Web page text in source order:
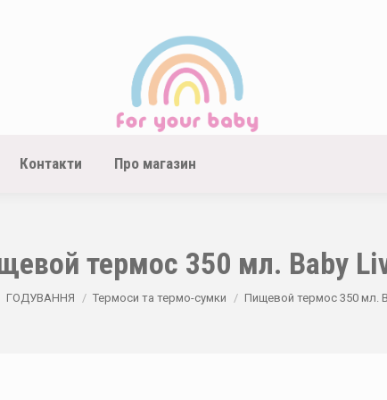
Контакти Про магазин
термос 350 мл. Baby
ГОДУВАННЯ Термоси та термо-сумки Пищевой термос 350 мл.